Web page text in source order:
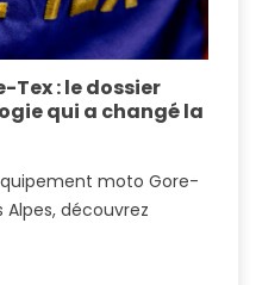
Tex : le dossier
qui a changé la
moto Gore-
Alpes, découvrez